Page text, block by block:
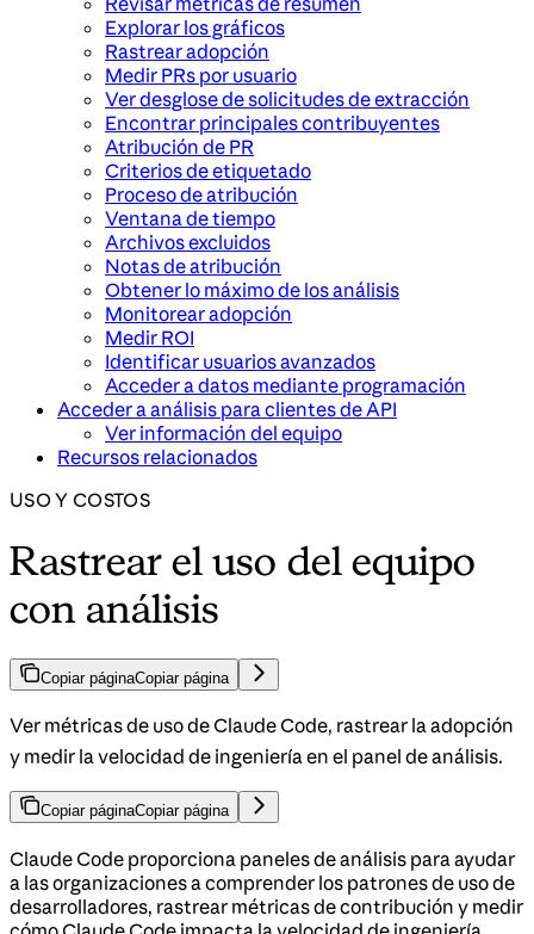
Explorar los gráficos
Rastrear adopción
Medir PRs por usuario
Ver desglose de solicitudes de extracción
Encontrar principales contribuyentes
Atribución de PR
Criterios de etiquetado
Proceso de atribución
Ventana de tiempo
Archivos excluidos
Notas de atribución
Obtener lo máximo de los análisis
Monitorear adopción
Medir ROI
Identificar usuarios avanzados
Acceder a datos mediante programación
Acceder a análisis para clientes de API
Ver información del equipo
Recursos relacionados
USO Y COSTOS
Rastrear el uso del equipo
con análisis
Copiar páginaCopiar página
Ver métricas de uso de Claude Code, rastrear la adopción
y medir la velocidad de ingeniería en el panel de análisis.
Copiar páginaCopiar página
Claude Code proporciona paneles de análisis para ayudar
a las organizaciones a comprender los patrones de uso de
desarrolladores, rastrear métricas de contribución y medir